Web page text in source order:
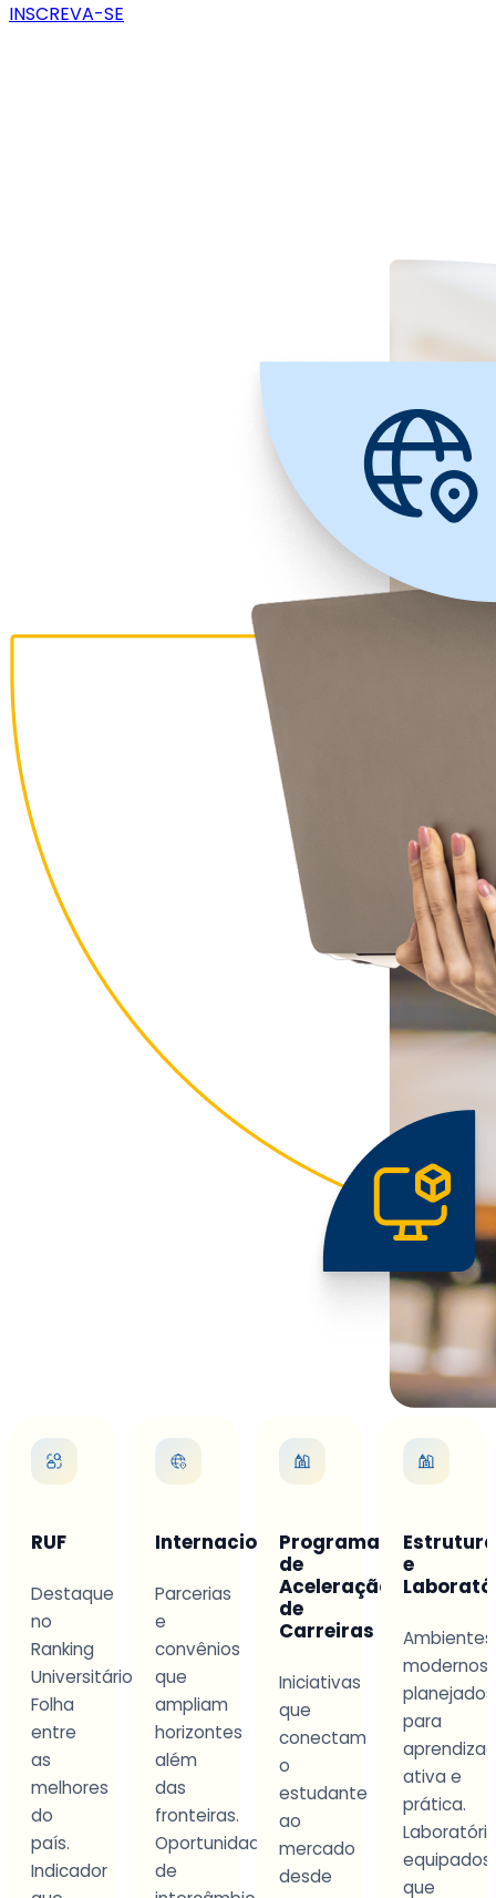
INSCREVA-SE
Internacionalização
Parcerias
e
convênios
que
ampliam
horizontes
além
das
fronteiras.
Oportunidades
de
Programa
Aceleração
Carreiras
Iniciativas
que
conectam
o
estudante
ao
mercado
desde
Estrutura
e
Laboratórios
Ambientes
planejados
para
aprendizagem
ativa e
prática.
Laboratórios
equipados
que
na
Prática
que
integra
teoria
aplicada
a
situações
concretas.
Projetos
e